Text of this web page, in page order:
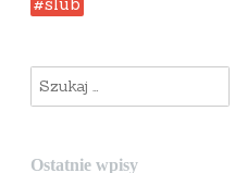
Szukaj:
Ostatnie wpisy